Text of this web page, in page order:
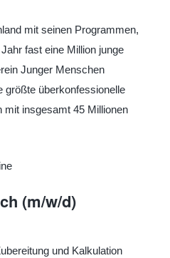
mit seinen Programmen,
fast eine Million junge
Junger Menschen
größte überkonfessionelle
mit insgesamt 45 Millionen
(m/w/d)
und Kalkulation